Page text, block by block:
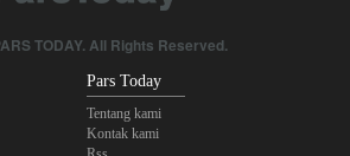
Dampak Menipisnya Rudal
TODAY. All Rights Reserved.
Pars Today
Tentang kami
Kontak kami